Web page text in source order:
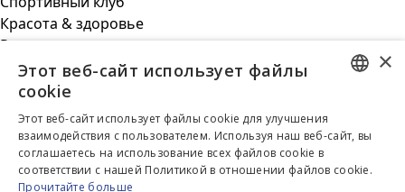
Красота & здоровье
Ресторан
Бизнес клиент
Общая информация
Парковка
Новости
О нас
Контакт
ENGLISH
RUSSIAN
×
Этот веб-сайт использует файлы
cookie
Этот веб-сайт использует файлы cookie для улучшения
взаимодействия с пользователем. Используя наш веб-сайт, вы
соглашаетесь на использование всех файлов cookie в
соответствии с нашей Политикой в ​​отношении файлов cookie.
Прочитайте больше